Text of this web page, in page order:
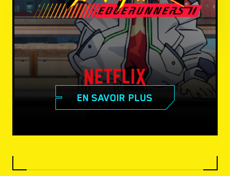
EN SAVOIR PLUS